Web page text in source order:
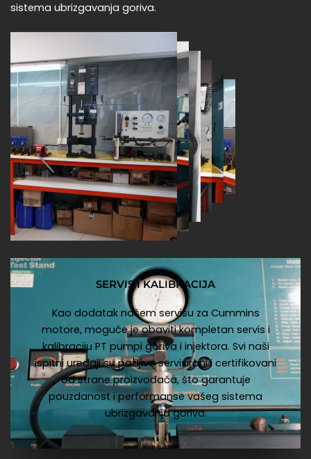
sistema ubrizgavanja goriva.
SERVIS I KALIBRACIJA
Kao dodatak našem servisu za Cummins
motore, moguće je obaviti kompletan servis i
kalibraciju PT pumpi goriva i injektora. Svi naši
ispitni uređaji su pažljivo servisirani i certifikovani
od strane proizvođača, što garantuje
pouzdanost i performanse vašeg sistema
ubrizgavanja goriva.